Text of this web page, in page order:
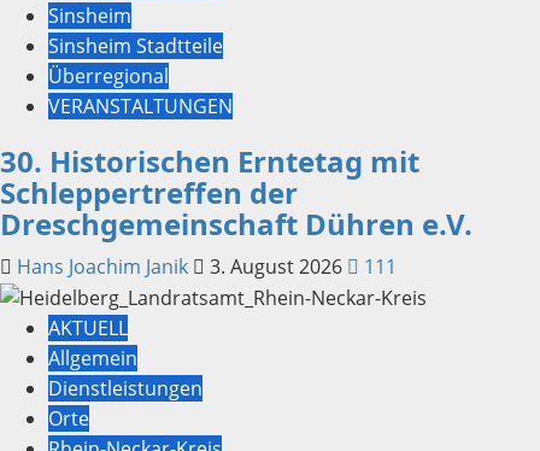
Sinsheim
Sinsheim Stadtteile
Überregional
VERANSTALTUNGEN
30. Historischen Erntetag mit
Schleppertreffen der
Dreschgemeinschaft Dühren e.V.
Hans Joachim Janik 3. August 2026 111
AKTUELL
Allgemein
Dienstleistungen
Orte